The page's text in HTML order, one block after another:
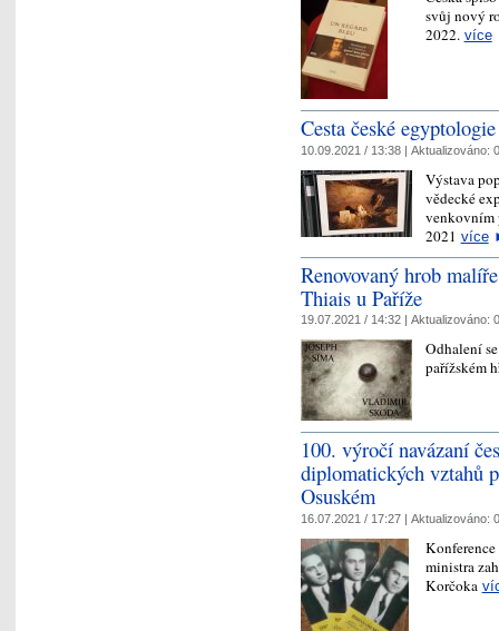
svůj nový
2022. více
Cesta české egyptologie
10.09.2021 / 13:38 | Aktualizováno:
Výstava
vědecké
venkovním
2021 více
Renovovaný hrob
Thiais u Paříže
19.07.2021 / 14:32 | Aktualizováno:
Odhalení
pařížském
100. výročí navázaní
diplomatických vztahů
Osuském
16.07.2021 / 17:27 | Aktualizováno:
Konference
ministra
Korčoka